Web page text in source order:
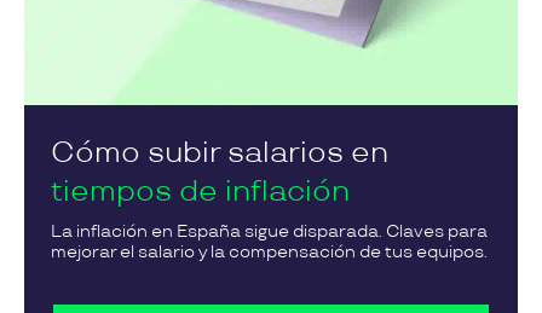
Cómo subir salarios en
tiempos de inflación
La inflación en España sigue disparada. Claves para
mejorar el salario y la compensación de tus equipos.